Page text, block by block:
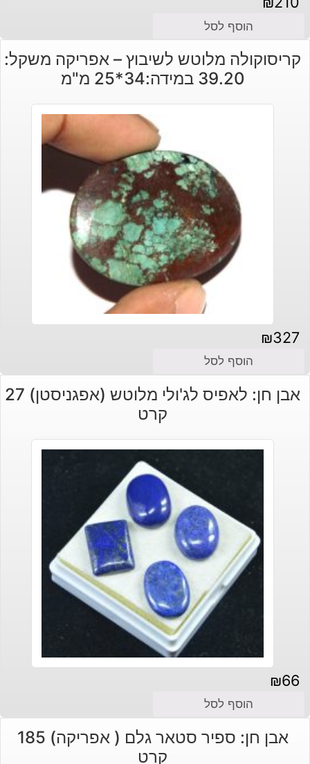
הוסף לסל
קריסוקולה מלוטש לשיבוץ – אפריקה משקל:
39.20 במידה:34*25 מ"מ
₪327
הוסף לסל
אבן חן: לאפיס לג'ולי מלוטש (אפגניסטן) 27
קרט
₪66
הוסף לסל
אבן חן: ספיר סטאר גלם ( אפריקה) 185
קרט